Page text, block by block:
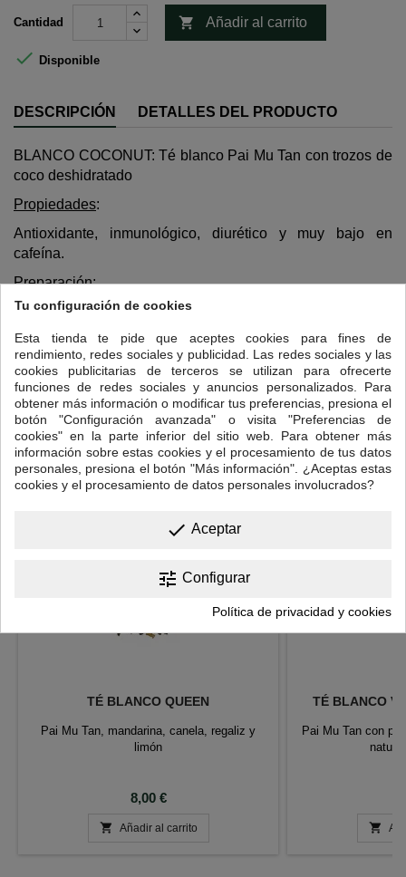
Cantidad  Añadir al carrito
 Disponible
DESCRIPCIÓN DETALLES DEL PRODUCTO
BLANCO COCONUT: Té blanco Pai Mu Tan con trozos de
coco deshidratado
Propiedades:
Antioxidante, inmunológico, diurético y muy bajo en
cafeína.
Preparación:
Cantidad: una cucharadita de postre colmada.
Temperatura del agua: 70ºC
Tiempo de infusión: 3-6 minutos.
12 OTROS PRODUCTOS EN LA MISMA CATEGORÍA:
>
<
TÉ BLANCO QUEEN
Pai Mu Tan, mandarina, canela, regaliz y
limón
Precio
8,00 €
 Añadir al carrito
TÉ BLANCO
Pai Mu Tan con

Tu configuración de cookies
Esta tienda te pide que aceptes cookies para fines de
rendimiento, redes sociales y publicidad. Las redes sociales y las
cookies publicitarias de terceros se utilizan para ofrecerte
funciones de redes sociales y anuncios personalizados. Para
obtener más información o modificar tus preferencias, presiona el
botón "Configuración avanzada" o visita "Preferencias de
cookies" en la parte inferior del sitio web. Para obtener más
información sobre estas cookies y el procesamiento de tus datos
personales, presiona el botón "Más información". ¿Aceptas estas
cookies y el procesamiento de datos personales involucrados?
done Aceptar
tune Configurar
Política de privacidad y cookies